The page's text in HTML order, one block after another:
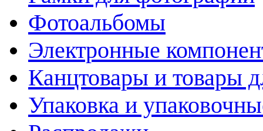
Фотоальбомы
Электронные
Канцтовары и товары
Упаковка и